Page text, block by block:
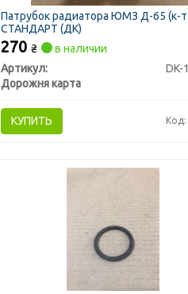
Патрубок радиатора ЮМЗ Д-65 (к-
СТАНДАРТ (ДК)
270 ₴
в наличии
Артикул:
DK-
Дорожня карта
КУПИТЬ